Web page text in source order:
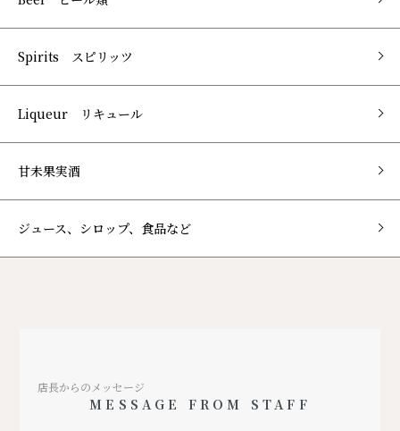
Spirits スピリッツ
Liqueur リキュール
甘未果実酒
ジュース、シロップ、食品など
店長からのメッセージ
MESSAGE FROM STAFF